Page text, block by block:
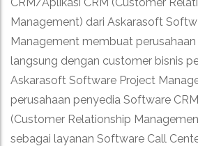
Management) dari Askarasoft
Management membuat
langsung dengan customer bisnis
Askarasoft Software Project
perusahaan penyedia Software
(Customer Relationship
sebagai layanan Software Call